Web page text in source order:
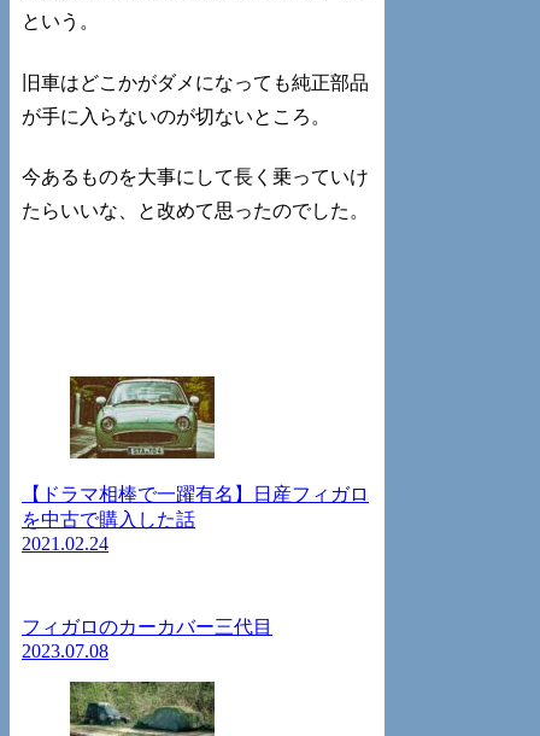
という。
旧車はどこかがダメになっても純正部品
が手に入らないのが切ないところ。
今あるものを大事にして長く乗っていけ
たらいいな、と改めて思ったのでした。
【ドラマ相棒で一躍有名】日産フィガロ
を中古で購入した話
2021.02.24
フィガロのカーカバー三代目
2023.07.08